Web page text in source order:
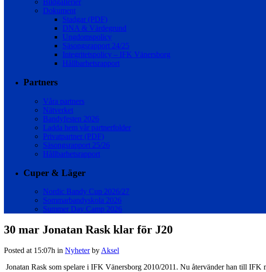
Bildgallerier
Dokument
Stadgar (PDF)
DNA & Värdegrund
Ungdomspolicy
Säsongsrapport 24/25
Integritetspolicy – IFK Vänersborg
Hållbarhetsrapport
Partners
Våra partners
Nätverket
Bandyfesten 2026
Ladda hem vår partnerfolder
Privatpartner (PDF)
Säsongsrapport 25/26
Hållbarhetsrapport
Cuper & Läger
Nordic Bandy Cup 2026/27
Sommarbandyskola 2026
Summer Day Camp 2026
30 mar Jonatan Rask klar för J20
Posted at 15:07h in Nyheter by Aksel
Jonatan Rask som spelare i IFK Vänersborg 2010/2011. Nu återvänder han till IFK